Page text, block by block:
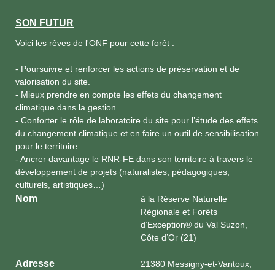
SON FUTUR
Voici les rêves de l'ONF pour cette forêt :
- Poursuivre et renforcer les actions de préservation et de
valorisation du site.
- Mieux prendre en compte les effets du changement
climatique dans la gestion.
- Conforter le rôle de laboratoire du site pour l’étude des effets
du changement climatique et en faire un outil de sensibilisation
pour le territoire
- Ancrer davantage le RNR-FE dans son territoire à travers le
développement de projets (naturalistes, pédagogiques,
culturels, artistiques…)
Nom
à la Réserve Naturelle
Régionale et Forêts
d’Exception® du Val Suzon,
Côte d’Or (21)
Adresse
21380 Messigny-et-Vantoux,